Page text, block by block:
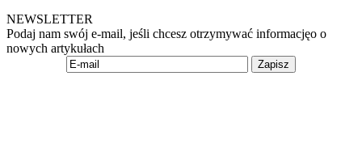
NEWSLETTER
Podaj nam swój e-mail, jeśli chcesz otrzymywać informacjęo o
nowych artykułach
Zapisz